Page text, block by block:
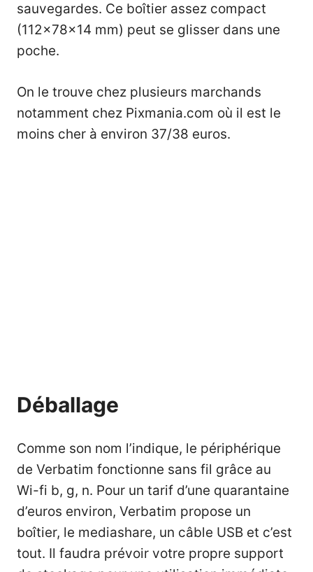
sauvegardes. Ce boîtier assez compact
(112x78x14 mm) peut se glisser dans une
poche.
On le trouve chez plusieurs marchands
notamment chez Pixmania.com où il est le
moins cher à environ 37/38 euros.
Déballage
Comme son nom l’indique, le périphérique
de Verbatim fonctionne sans fil grâce au
Wi-fi b, g, n. Pour un tarif d’une quarantaine
d’euros environ, Verbatim propose un
boîtier, le mediashare, un câble USB et c’est
tout. Il faudra prévoir votre propre support